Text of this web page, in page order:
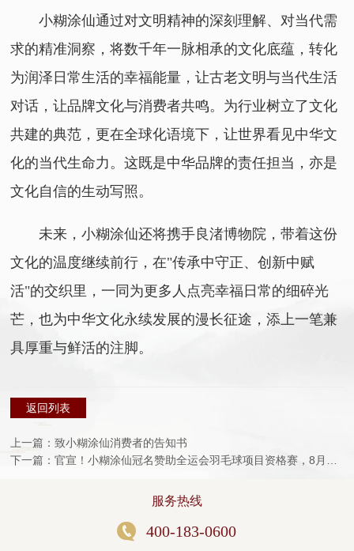
小糊涂仙通过对文明精神的深刻理解、对当代需
求的精准洞察，将数千年一脉相承的文化底蕴，转化
为润泽日常生活的幸福能量，让古老文明与当代生活
对话，让品牌文化与消费者共鸣。为行业树立了文化
共建的典范，更在全球化语境下，让世界看见中华文
化的当代生命力。这既是中华品牌的责任担当，亦是
文化自信的生动写照。
未来，小糊涂仙还将携手良渚博物院，带着这份
文化的温度继续前行，在"传承中守正、创新中赋
活"的交织里，一同为更多人点亮幸福日常的细碎光
芒，也为中华文化永续发展的漫长征途，添上一笔兼
具厚重与鲜活的注脚。
返回列表
上一篇：致小糊涂仙消费者的告知书
服务热线
400-183-0600